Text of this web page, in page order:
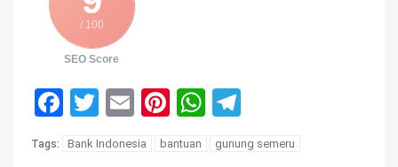
/ 100
SEO Score
Facebook
Twitter
EmailPinterest
WhatsApp
Tags: Bank Indonesia bantuan gunung semeru